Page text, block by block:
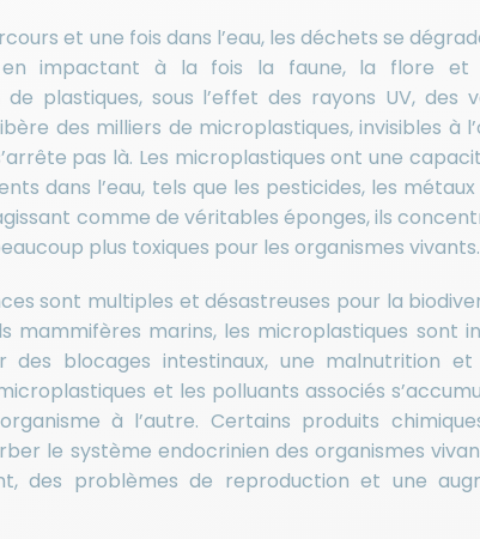
et une fois dans l’eau, les déchets se
en impactant à la fois la faune, la flore et
plastiques, sous l’effet des rayons UV, des
des milliers de microplastiques, invisibles à
pas là. Les microplastiques ont une
dans l’eau, tels que les pesticides, les
comme de véritables éponges, ils
plus toxiques pour les organismes vivants.
sont multiples et désastreuses pour la
mammifères marins, les microplastiques sont
des blocages intestinaux, une malnutrition
et les polluants associés
à l’autre. Certains produits
le système endocrinien des organismes
des problèmes de reproduction et une